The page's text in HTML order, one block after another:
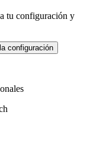
tu configuración y
configuración